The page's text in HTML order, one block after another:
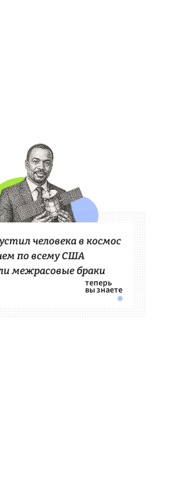
человека в космос
по всему США
межрасовые браки